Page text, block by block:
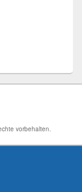
vorbehalten.